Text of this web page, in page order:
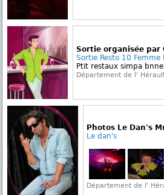
Sortie organisée par
Sortie Resto 10
Ptit restaux simpa
Département de l'
Photos Le Dan's
Le dan's
Département de l'